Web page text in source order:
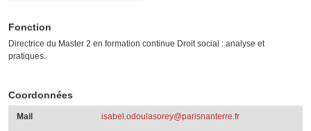
Fonction
Directrice du Master 2 en formation continue Droit social : analyse et
pratiques.
Coordonnées
Mail isabel.odoulasorey@parisnanterre.fr